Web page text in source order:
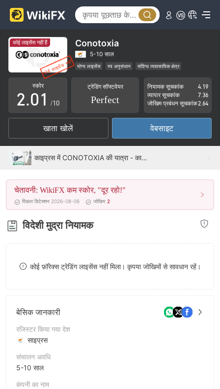
कोई लाइसेंस नहीं हैं Conotoxia
5-10 साल
योग्य लाइसेंस स्व अनुसंधान
संदिग्ध व्यावसायिक क्षेत्र
साइप्रस मार्केट मेकिंग (एमएम) वापस लिया गया
उच्च संभावित विस्तार
स्कोर
0
1
2
3
4
5
6
7
8
9
.0
1
2
3
4
5
6
7
8
9
0
1
2
3
4
5
6
7
8
/10
ट्रेडिंग सॉफ्टवेयर
Perfect
नियामक सूचकांक
4.19
व्यापार सूचकांक
7.36
जोखिम प्रबंधन सूचकांक2.64
खाता खोलें वेबसाइट
काइप्रस में CONOTOXIA की यात्रा - कार्यालय मिला
चेतावनी: WikiFX कम स्कोर, "दूर रहो!"
पिछला डिटेक्शन 2026-08-06 जोखिम 2
विदेशी मुद्रा नियामक
कोई फ़ॉरेक्स ट्रेडिंग लाइसेंस नहीं मिला। कृपया जोखिमों से सावधान रहें।
बेसिक जानकारी
रजिस्टर किया गया देश
साइप्रस
संचालन अवधि
5-10 साल
कंपनी का नाम